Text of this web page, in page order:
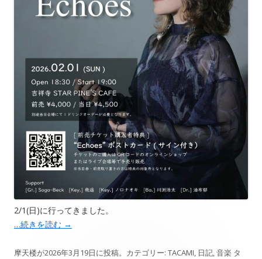
2/1(日)に行ってきました。
…続きを読む →
摩天楼が2026年3月19日に投稿。カテゴリー: TACAMI, 日記,音楽 タ